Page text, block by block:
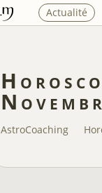
Actualité
AstroCoaching